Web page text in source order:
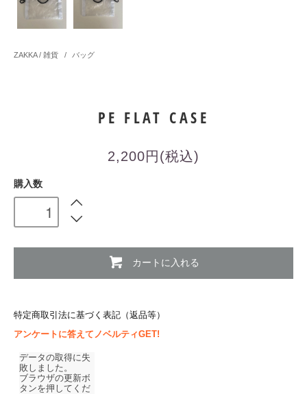
ZAKKA / 雑貨 / バッグ
PE FLAT CASE
2,200円(税込)
購入数
カートに入れる
特定商取引法に基づく表記（返品等）
アンケートに答えてノベルティGET!